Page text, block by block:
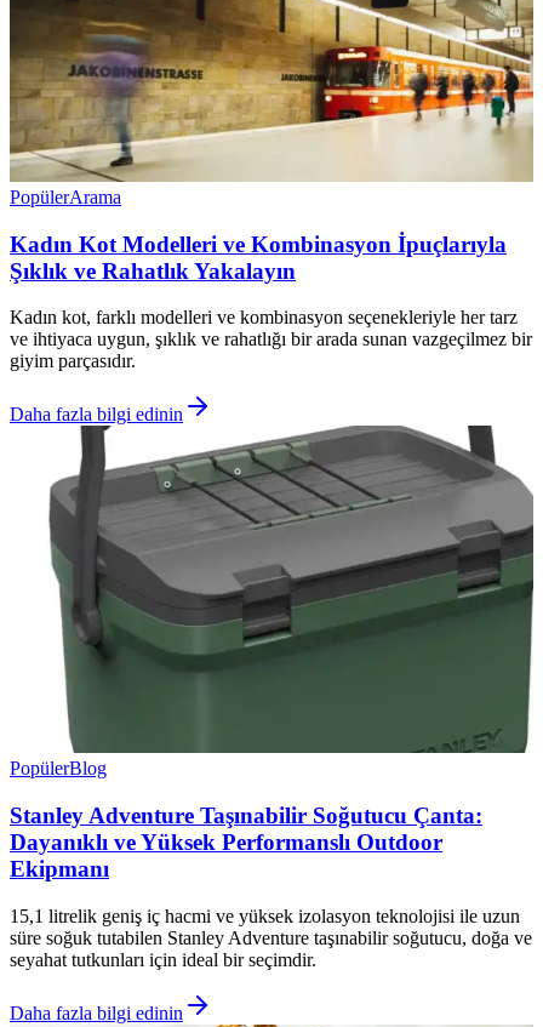
PopülerArama
Kadın Kot Modelleri ve Kombinasyon İpuçlarıyla
Şıklık ve Rahatlık Yakalayın
Kadın kot, farklı modelleri ve kombinasyon seçenekleriyle her tarz
ve ihtiyaca uygun, şıklık ve rahatlığı bir arada sunan vazgeçilmez bir
giyim parçasıdır.
Daha fazla bilgi edinin
PopülerBlog
Stanley Adventure Taşınabilir Soğutucu Çanta:
Dayanıklı ve Yüksek Performanslı Outdoor
Ekipmanı
15,1 litrelik geniş iç hacmi ve yüksek izolasyon teknolojisi ile uzun
süre soğuk tutabilen Stanley Adventure taşınabilir soğutucu, doğa ve
seyahat tutkunları için ideal bir seçimdir.
Daha fazla bilgi edinin